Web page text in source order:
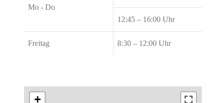
Mo - Do
12:45 – 16:00 Uhr
Freitag 8:30 – 12:00 Uhr
+